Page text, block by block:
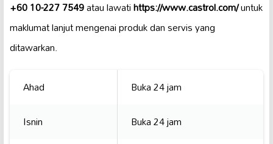
+60 10-227 7549atau lawatihttps://www.castrol.com/untuk
maklumat lanjut mengenai produk dan servis yang
ditawarkan.
Ahad
Buka 24 jam
Isnin
Buka 24 jam